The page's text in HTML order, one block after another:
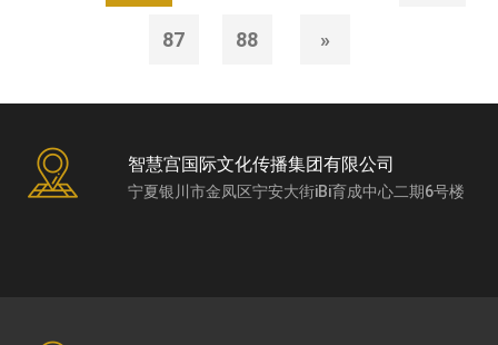
87 88 »
智慧宫国际文化传播集团有限公司
宁夏银川市金凤区宁安大街iBi育成中心二期6号楼